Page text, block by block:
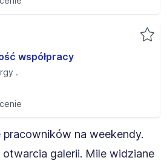
współpracy
.
pracowników na weekendy.
galerii. Mile widziane